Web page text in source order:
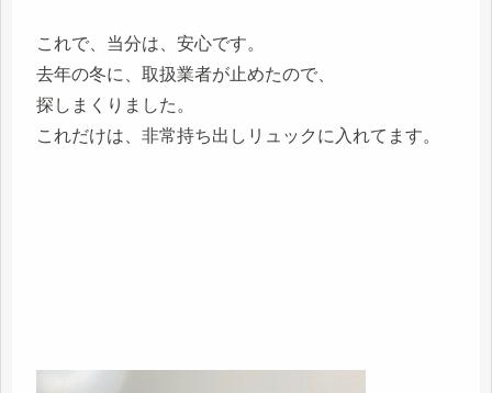
これで、当分は、安心です。
去年の冬に、取扱業者が止めたので、
探しまくりました。
これだけは、非常持ち出しリュックに入れてます。